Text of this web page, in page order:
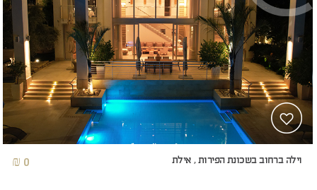
וילה ברחוב בשכונת הפירות , אילת 0 ₪